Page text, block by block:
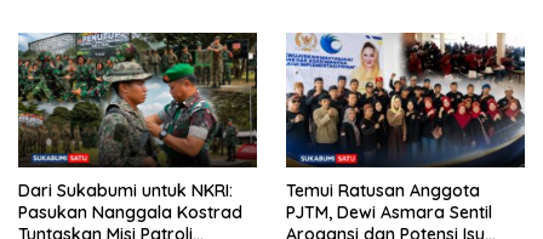
Dari Sukabumi untuk NKRI:
Pasukan Nanggala Kostrad
Tuntaskan Misi Patroli
Temui Ratusan Anggota
PJTM, Dewi Asmara Sentil
Arogansi dan Potensi Isu